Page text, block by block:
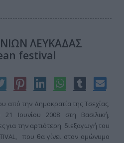
ΛΕΥΚΑΔΑΣ
festival
από την Δημοκρατία της Τσεχίας,
Ιουνίου 2008 στη Βασιλική,
για την αρτιότερη διεξαγωγή του
που θα γίνει στον ομώνυμο